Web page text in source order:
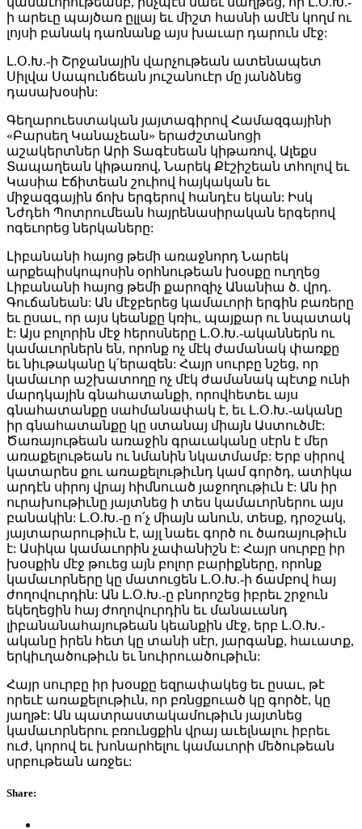
ի արեւը պայծառ ըլլայ եւ միշտ հասնի ամէն կողմ ու
լոյսի բանակ դառնանք այս խաւար դարուն մէջ:
Լ.Օ.Խ.-ի Շրջանային վարչութեան ատենապետ
Սիլվա Սապունճեան յուշանուէր մը յանձնեց
դասախօսին:
Գեղարուեստական յայտագիրով Համազգայինի
«Բարսեղ Կանաչեան» երաժշտանոցի
աշակերտներ Արի Տագէսեան կիթառով, Ալեքս
Տապաղեան կիթառով, Նարեկ Քէշիշեան տհոլով եւ
Կասիա Էճիտեան շուիով հայկական եւ
միջազգային ճոխ երգերով հանդէս եկան: Իսկ
Նժդեհ Պոտրումեան հայրենասիրական երգերով
ոգեւորեց ներկաները:
Լիբանանի հայոց թեմի առաջնորդ Նարեկ
արքեպիսկոպոսին օրհնութեան խօսքը ուղղեց
Լիբանանի հայոց թեմի քարոզիչ Անանիա ծ. վրդ.
Գուճանեան: Ան մէջբերեց կամաւորի երգին բառերը
եւ ըսաւ, որ այս կեանքը կռիւ, պայքար ու նպատակ
է: Այս բոլորին մէջ հերոսները Լ.Օ.Խ.-ականներն ու
կամաւորներն են, որոնք ոչ մէկ ժամանակ փառքը
եւ նիւթականը կ՛երազեն: Հայր սուրբը նշեց, որ
կամաւոր աշխատողը ոչ մէկ ժամանակ պէտք ունի
մարդկային գնահատանքի, որովհետեւ այս
գնահատանքը սահմանափակ է, եւ Լ.Օ.Խ.-ականը
իր գնահատանքը կը ստանայ միայն Աստուծմէ:
Ծառայութեան առաջին գրաւականը սէրն է մեր
առաքելութեան ու նմանին նկատմամբ: Երբ սիրով
կատարես քու առաքելութիւնդ կամ գործդ, ատիկա
արդէն սիրոյ վրայ հիմնուած յաջողութիւն է: Ան իր
ուրախութիւնը յայտնեց ի տես կամաւորներու այս
բանակին: Լ.Օ.Խ.-ը ո՛չ միայն անուն, տեսք, դրօշակ,
յայտարարութիւն է, այլ նաեւ գործ ու ծառայութիւն
է: Ասիկա կամաւորին չափանիշն է: Հայր սուրբը իր
խօսքին մէջ թուեց այն բոլոր բարիքները, որոնք
կամաւորները կը մատուցեն Լ.Օ.Խ.-ի ճամբով հայ
ժողովուրդին: Ան Լ.Օ.Խ.-ը բնորոշեց իբրեւ շրջուն
եկեղեցին հայ ժողովուրդին եւ մանաւանդ
լիբանանահայութեան կեանքին մէջ, երբ Լ.Օ.Խ.-
ականը իրեն հետ կը տանի սէր, յարգանք, հաւատք,
երկիւղածութիւն եւ նուիրուածութիւն:
Հայր սուրբը իր խօսքը եզրափակեց եւ ըսաւ, թէ
որեւէ առաքելութիւն, որ բռնցքուած կը գործէ, կը
յաղթէ: Ան պատրաստակամութիւն յայտնեց
կամաւորներու բռունցքին վրայ աւելնալու իբրեւ
ուժ, կորով եւ խոնարհելու կամաւորի մեծութեան
սրբութեան առջեւ:
Share: